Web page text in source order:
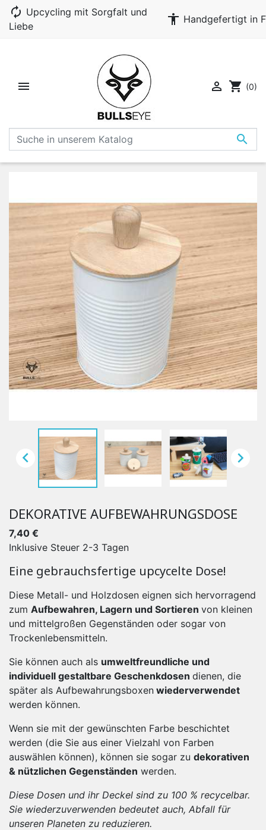
autorenew Upcycling mit Sorgfalt und
Liebe
accessibility Handgefertigt in


 shopping_cart (0)
 
DEKORATIVE AUFBEWAHRUNGSDOSE
7,40 €
Inklusive Steuer 2-3 Tagen
Eine gebrauchsfertige upcycelte Dose!
Diese Metall- und Holzdosen eignen sich hervorragend
zum Aufbewahren, Lagern und Sortieren von kleinen
und mittelgroßen Gegenständen oder sogar von
Trockenlebensmitteln.
Sie können auch als umweltfreundliche und
individuell gestaltbare Geschenkdosen dienen, die
später als Aufbewahrungsboxen wiederverwendet
werden können.
Wenn sie mit der gewünschten Farbe beschichtet
werden (die Sie aus einer Vielzahl von Farben
auswählen können), können sie sogar zu dekorativen
& nützlichen Gegenständen werden.
Diese Dosen und ihr Deckel sind zu 100 % recycelbar.
Sie wiederzuverwenden bedeutet auch, Abfall für
unseren Planeten zu reduzieren.